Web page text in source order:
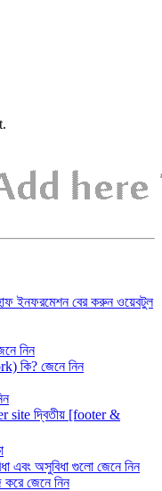
ইনফরমেশন বের করুন ওয়েবটুল
নিন
কি? জেনে নিন
site দ্বিতীয় [footer &
এবং অসুবিধা গুলো জেনে নিন
জেনে নিন